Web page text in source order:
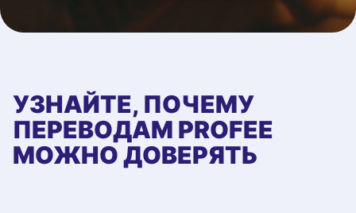
УЗНАЙТЕ, ПОЧЕМУ
ПЕРЕВОДАМ PROFEE
МОЖНО ДОВЕРЯТЬ